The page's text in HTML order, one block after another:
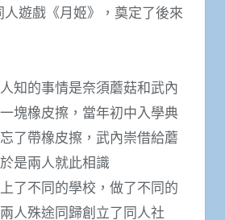
遊戲《月姬》，奠定了後來
知的事情是奈須蘑菇和武內
塊橡皮擦，當年初中入學典
了帶橡皮擦，武內崇借給蘑
是兩人就此相識
了不同的學校，做了不同的
人殊途同歸創立了同人社